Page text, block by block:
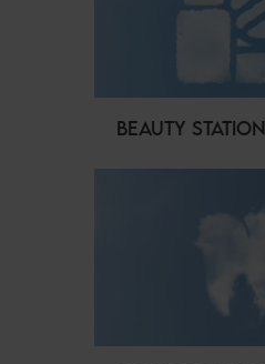
BEAUTY STATION